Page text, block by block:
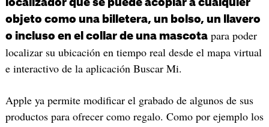
objeto como una billetera, un bolso, un llavero
o incluso en el collar de una mascotapara poder
localizar su ubicación en tiempo real desde el mapa virtual
e interactivo de la aplicación Buscar Mi.
Apple ya permite modificar el grabado de algunos de sus
productos para ofrecer como regalo. Como por ejemplo los